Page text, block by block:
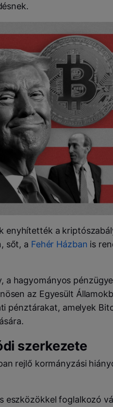
enyhítették a
sőt, a Fehér Házban is
a hagyományos
az Egyesült
pénztárakat, amelyek
szerkezete
rejlő kormányzási
eszközökkel foglalkozó